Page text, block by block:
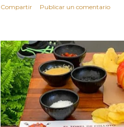
Compartir Publicar un comentario